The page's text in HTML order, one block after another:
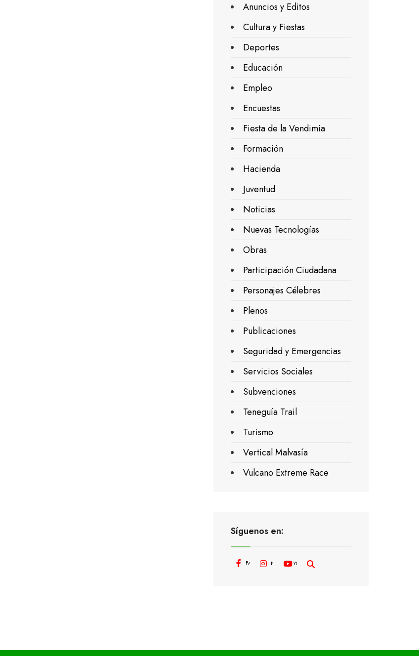
Anuncios y Editos
Cultura y Fiestas
Deportes
Educación
Empleo
Encuestas
Fiesta de la Vendimia
Formación
Hacienda
Juventud
Noticias
Nuevas Tecnologías
Obras
Participación Ciudadana
Personajes Célebres
Plenos
Publicaciones
Seguridad y Emergencias
Servicios Sociales
Subvenciones
Teneguía Trail
Turismo
Vertical Malvasía
Vulcano Extreme Race
Síguenos en:
FACEBOOKINSTAGRAMYOUTUBE